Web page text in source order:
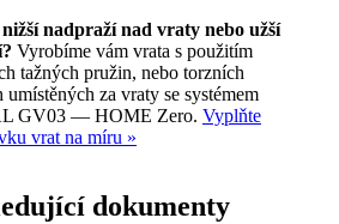
nadpraží nad vraty nebo užší
Vyrobíme vám vrata s použitím
tažných pružin, nebo torzních
umístěných za vraty se systémem
GV03 — HOME Zero. Vyplňte
vrat na míru »
dokumenty